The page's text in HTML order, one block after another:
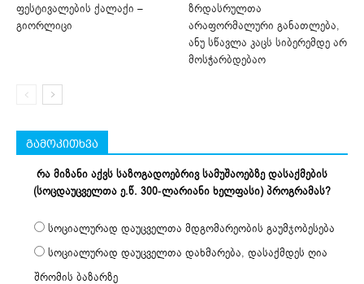
ფესტივალების ქალაქი –
გიორლიცი
ზრდასრულთა
არაფორმალური განათლება,
ანუ სწავლა კაცს სიბერემდე არ
მოსჭარბდებაო
გამოკითხვა
რა მიზანი აქვს საზოგადოებრივ სამუშაოებზე დასაქმების
(სოცდაუცველთა ე.წ. 300-ლარიანი ხელფასი) პროგრამას?
სოციალურად დაუცველთა მდგომარეობის გაუმჯობესება
სოციალურად დაუცველთა დახმარება, დასაქმდეს ღია
შრომის ბაზარზე